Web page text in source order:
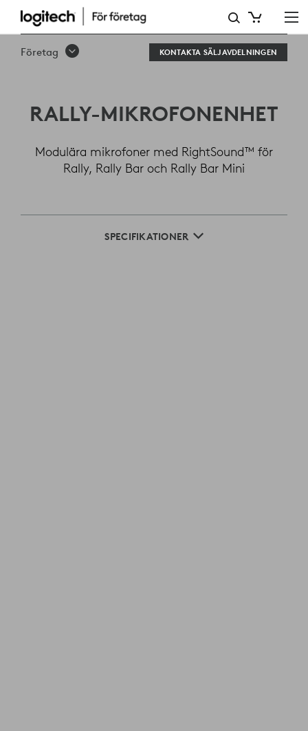
LOGITECH
RALLY-
Företag KONTAKTA SÄLJAVDELNINGEN
RALLY-MIKROFONENHET
Modulära mikrofoner med RightSound™ för
Rally, Rally Bar och Rally Bar Mini
SPECIFIKATIONER